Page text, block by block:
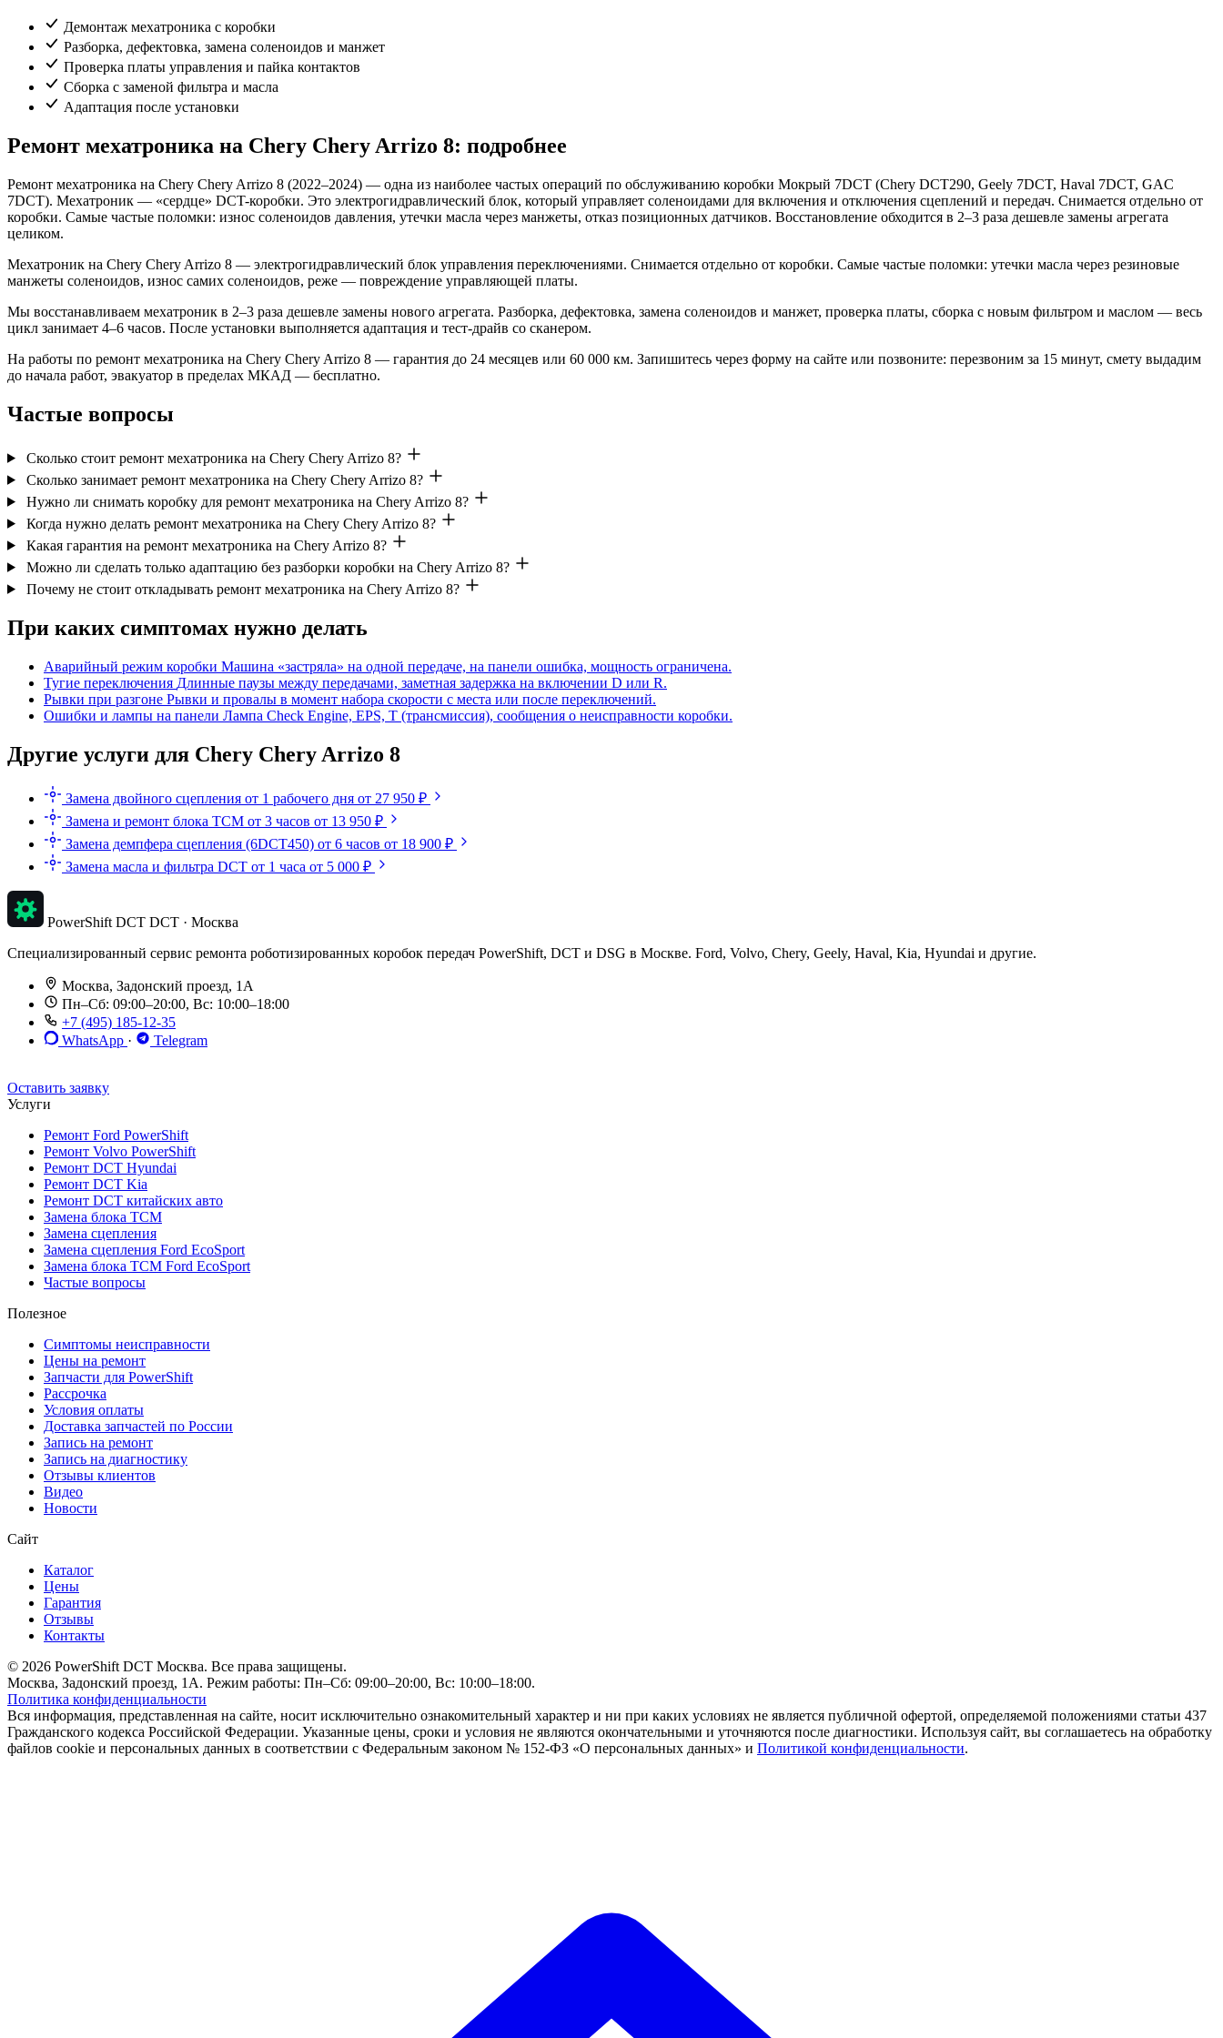
Демонтаж мехатроника с коробки
Разборка, дефектовка, замена соленоидов и манжет
Проверка платы управления и пайка контактов
Сборка с заменой фильтра и масла
Адаптация после установки
Ремонт мехатроника на Chery Chery Arrizo 8: подробнее
Ремонт мехатроника на Chery Chery Arrizo 8 (2022–2024) — одна из наиболее частых операций по обслуживанию коробки Мокрый 7DCT (Chery DCT290, Geely 7DCT, Haval 7DCT, GAC
7DCT). Мехатроник — «сердце» DCT-коробки. Это электрогидравлический блок, который управляет соленоидами для включения и отключения сцеплений и передач. Снимается отдельно от
коробки. Самые частые поломки: износ соленоидов давления, утечки масла через манжеты, отказ позиционных датчиков. Восстановление обходится в 2–3 раза дешевле замены агрегата
целиком.
Мехатроник на Chery Chery Arrizo 8 — электрогидравлический блок управления переключениями. Снимается отдельно от коробки. Самые частые поломки: утечки масла через резиновые
манжеты соленоидов, износ самих соленоидов, реже — повреждение управляющей платы.
Мы восстанавливаем мехатроник в 2–3 раза дешевле замены нового агрегата. Разборка, дефектовка, замена соленоидов и манжет, проверка платы, сборка с новым фильтром и маслом — весь
цикл занимает 4–6 часов. После установки выполняется адаптация и тест-драйв со сканером.
На работы по ремонт мехатроника на Chery Chery Arrizo 8 — гарантия до 24 месяцев или 60 000 км. Запишитесь через форму на сайте или позвоните: перезвоним за 15 минут, смету выдадим
до начала работ, эвакуатор в пределах МКАД — бесплатно.
Частые вопросы
Сколько стоит ремонт мехатроника на Chery Chery Arrizo 8?
Сколько занимает ремонт мехатроника на Chery Chery Arrizo 8?
Нужно ли снимать коробку для ремонт мехатроника на Chery Arrizo 8?
Когда нужно делать ремонт мехатроника на Chery Chery Arrizo 8?
Какая гарантия на ремонт мехатроника на Chery Arrizo 8?
Можно ли сделать только адаптацию без разборки коробки на Chery Arrizo 8?
Почему не стоит откладывать ремонт мехатроника на Chery Arrizo 8?
При каких симптомах нужно делать
Аварийный режим коробки Машина «застряла» на одной передаче, на панели ошибка, мощность ограничена.
Тугие переключения Длинные паузы между передачами, заметная задержка на включении D или R.
Рывки при разгоне Рывки и провалы в момент набора скорости с места или после переключений.
Ошибки и лампы на панели Лампа Check Engine, EPS, T (трансмиссия), сообщения о неисправности коробки.
Другие услуги для Chery Chery Arrizo 8
Замена двойного сцепления от 1 рабочего дня от 27 950 ₽
Замена и ремонт блока TCM от 3 часов от 13 950 ₽
Замена демпфера сцепления (6DCT450) от 6 часов от 18 900 ₽
Замена масла и фильтра DCT от 1 часа от 5 000 ₽
PowerShift DCT DCT · Москва
Специализированный сервис ремонта роботизированных коробок передач PowerShift, DCT и DSG в Москве. Ford, Volvo, Chery, Geely, Haval, Kia, Hyundai и другие.
Москва, Задонский проезд, 1А
Пн–Сб: 09:00–20:00, Вс: 10:00–18:00
+7 (495) 185-12-35
WhatsApp ·
Telegram
Оставить заявку
Услуги
Ремонт Ford PowerShift
Ремонт Volvo PowerShift
Ремонт DCT Hyundai
Ремонт DCT Kia
Ремонт DCT китайских авто
Замена блока TCM
Замена сцепления
Замена сцепления Ford EcoSport
Замена блока TCM Ford EcoSport
Частые вопросы
Полезное
Симптомы неисправности
Цены на ремонт
Запчасти для PowerShift
Рассрочка
Условия оплаты
Доставка запчастей по России
Запись на ремонт
Запись на диагностику
Отзывы клиентов
Видео
Новости
Сайт
Каталог
Цены
Гарантия
Отзывы
Контакты
© 2026 PowerShift DCT Москва. Все права защищены.
Москва, Задонский проезд, 1А. Режим работы: Пн–Сб: 09:00–20:00, Вс: 10:00–18:00.
Политика конфиденциальности
Вся информация, представленная на сайте, носит исключительно ознакомительный характер и ни при каких условиях не является публичной офертой, определяемой положениями статьи 437
Гражданского кодекса Российской Федерации. Указанные цены, сроки и условия не являются окончательными и уточняются после диагностики. Используя сайт, вы соглашаетесь на обработку
файлов cookie и персональных данных в соответствии с Федеральным законом № 152-ФЗ «О персональных данных» и Политикой конфиденциальности.